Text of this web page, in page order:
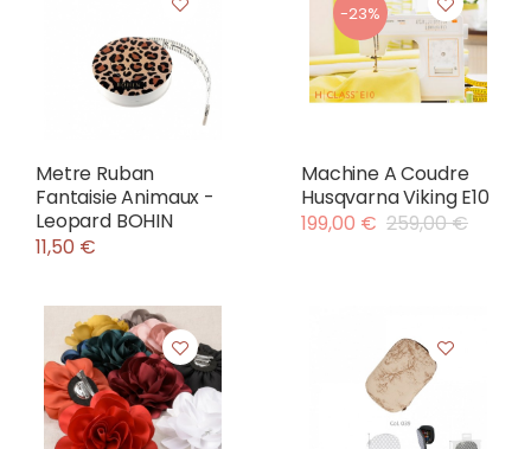
Metre Ruban
Fantaisie Animaux -
Leopard BOHIN
11,50 €
-23%
Machine A Coudre
Husqvarna Viking E10
199,00 € 259,00 €